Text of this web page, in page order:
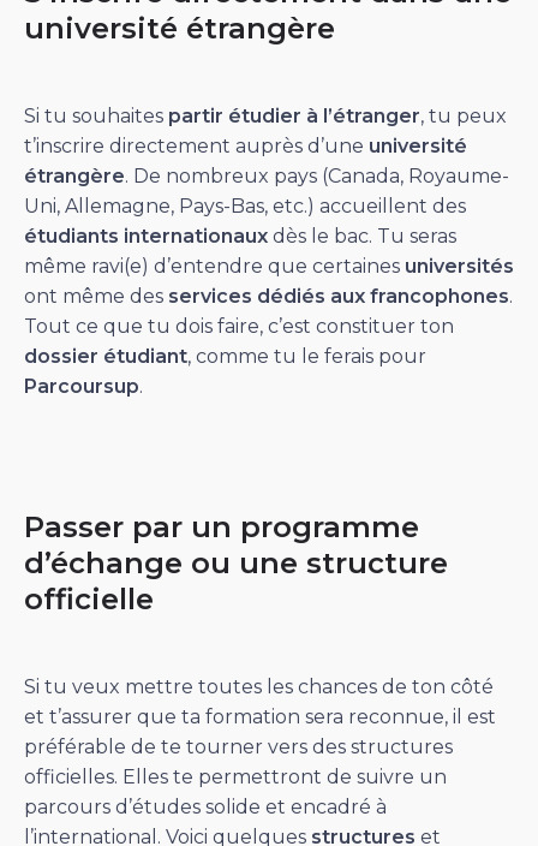
université étrangère
Si tu souhaites partir étudier à l’étranger, tu peux
t’inscrire directement auprès d’une université
étrangère. De nombreux pays (Canada, Royaume-
Uni, Allemagne, Pays-Bas, etc.) accueillent des
étudiants internationaux dès le bac. Tu seras
même ravi(e) d’entendre que certaines universités
ont même des services dédiés aux francophones.
Tout ce que tu dois faire, c’est constituer ton
dossier étudiant, comme tu le ferais pour
Parcoursup.
Passer par un programme
d’échange ou une structure
officielle
Si tu veux mettre toutes les chances de ton côté
et t’assurer que ta formation sera reconnue, il est
préférable de te tourner vers des structures
officielles. Elles te permettront de suivre un
parcours d’études solide et encadré à
l’international. Voici quelques structures et